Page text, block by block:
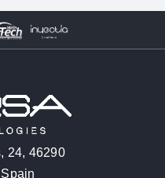
24, 46290